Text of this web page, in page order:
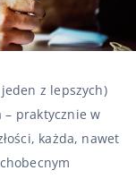
z lepszych)
– praktycznie w
każda, nawet